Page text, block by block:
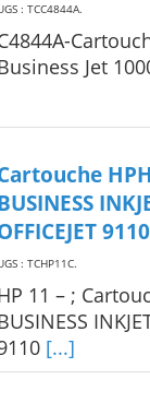
: TCC4844A.
Jet
9110
: TCHP11C.
11 – ;
[...]